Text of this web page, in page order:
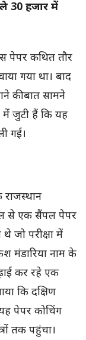
30 हजार में
पेपर कथित तौर
गया था। बाद
की बात सामने
में जुटी हैं कि यह
गई।
राजस्थान
से एक सैंपल पेपर
जो परीक्षा में
मंडारिया नाम के
कर रहे एक
कि दक्षिण
पेपर कोचिंग
तक पहुंचा।